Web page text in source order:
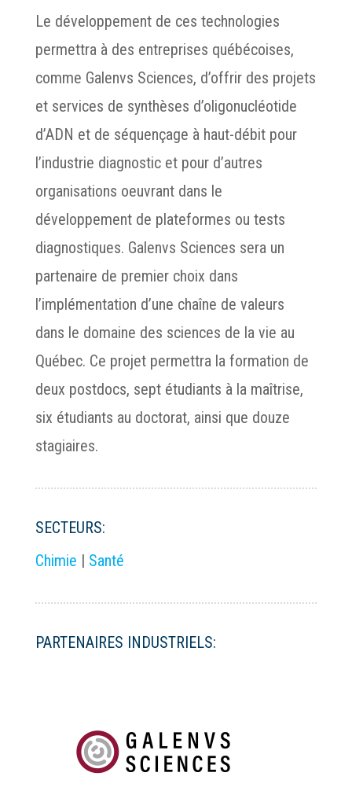
Le développement de ces technologies
permettra à des entreprises québécoises,
comme Galenvs Sciences, d’offrir des projets
et services de synthèses d’oligonucléotide
d’ADN et de séquençage à haut-débit pour
l’industrie diagnostic et pour d’autres
organisations oeuvrant dans le
développement de plateformes ou tests
diagnostiques. Galenvs Sciences sera un
partenaire de premier choix dans
l’implémentation d’une chaîne de valeurs
dans le domaine des sciences de la vie au
Québec. Ce projet permettra la formation de
deux postdocs, sept étudiants à la maîtrise,
six étudiants au doctorat, ainsi que douze
stagiaires.
SECTEURS:
Chimie | Santé
PARTENAIRES INDUSTRIELS: